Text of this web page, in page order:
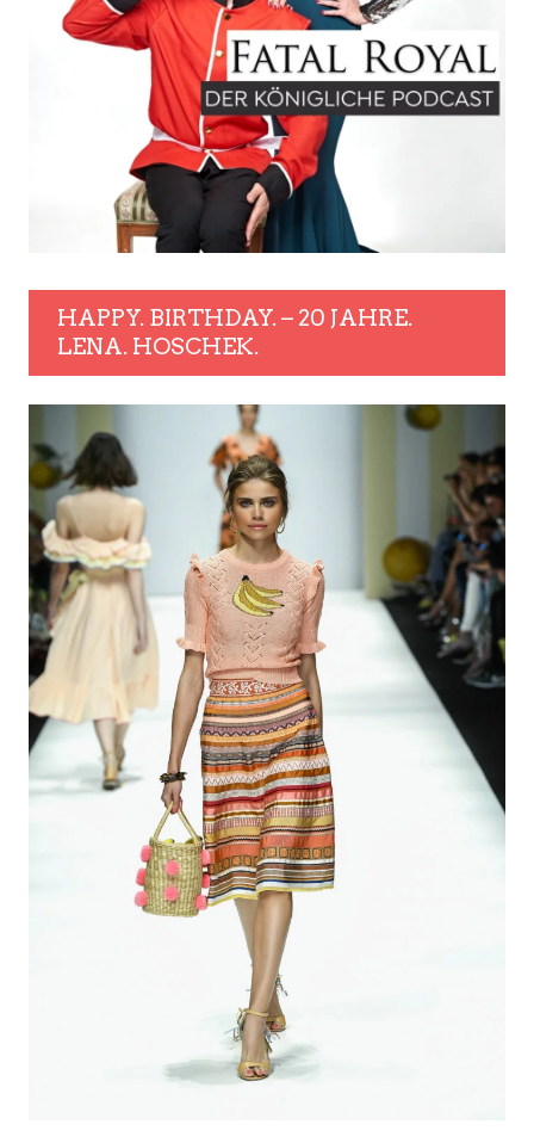
HAPPY. BIRTHDAY. – 20 JAHRE.
LENA. HOSCHEK.